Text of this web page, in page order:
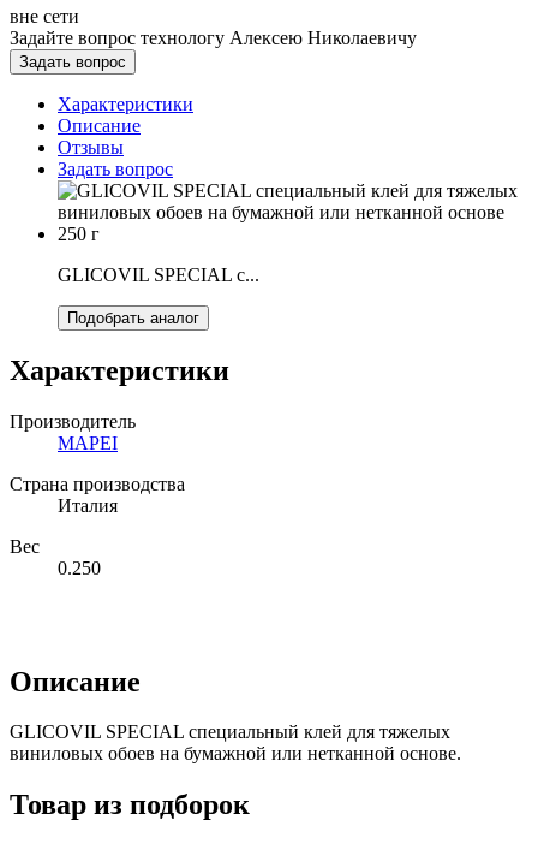
вне сети
Задайте вопрос технологу Алексею Николаевичу
Задать вопрос
Характеристики
Описание
Отзывы
Задать вопрос
GLICOVIL SPECIAL с...
Подобрать аналог
Характеристики
Производитель
MAPEI
Страна производства
Италия
Вес
0.250
Описание
GLICOVIL SPECIAL специальный клей для тяжелых
виниловых обоев на бумажной или нетканной основе.
Товар из подборок